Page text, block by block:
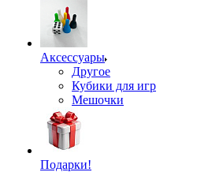
Аксессуары
Другое
Кубики для игр
Мешочки
Подарки!